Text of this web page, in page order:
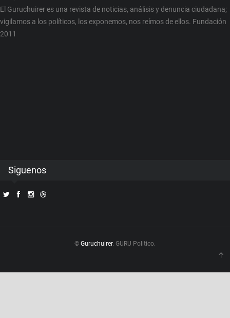
El Guruchuirer es una revista de noticias, análisis y denuncia ciudadana;
vigilamos a los políticos, los exponemos, nos reímos de ellos. Fundación
2011
Siguenos
© Guruchuirer. GURU Politico.